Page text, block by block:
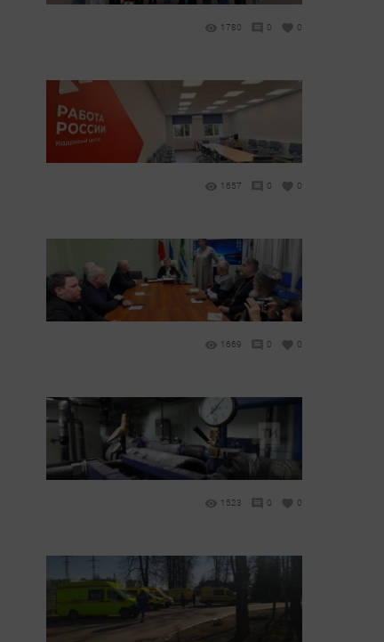
1780 0 0
1657 0 0
1669 0 0
1523 0 0